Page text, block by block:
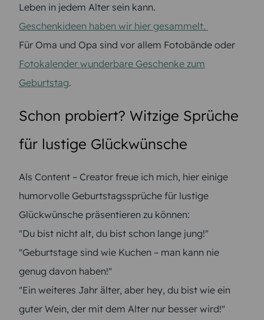
Leben in jedem Alter sein kann.
Geschenkideen haben wir hier gesammelt.
Für Oma und Opa sind vor allem Fotobände oder
Fotokalender wunderbare Geschenke zum
Geburtstag.
Schon probiert? Witzige Sprüche
für lustige Glückwünsche
Als Content – Creator freue ich mich, hier einige
humorvolle Geburtstagssprüche für lustige
Glückwünsche präsentieren zu können:
"Du bist nicht alt, du bist schon lange jung!"
"Geburtstage sind wie Kuchen – man kann nie
genug davon haben!"
"Ein weiteres Jahr älter, aber hey, du bist wie ein
guter Wein, der mit dem Alter nur besser wird!"